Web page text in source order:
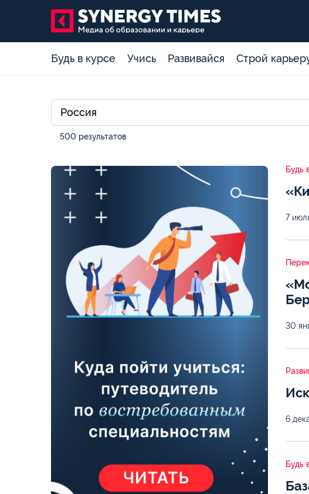
Будь в курсе Учись Развивайся Строй
500 результатов
Будь
7
30
6
Будь